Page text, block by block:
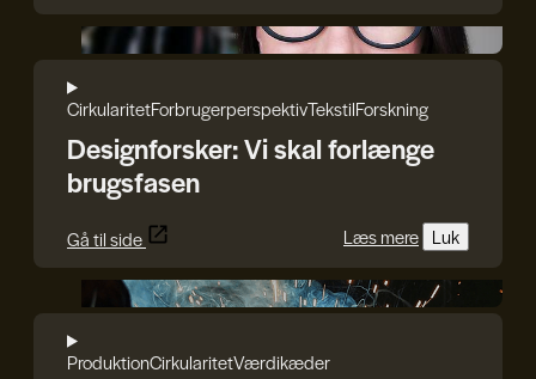
Iryna Kucher
CirkularitetForbrugerperspektivTekstilForskning
Designforsker: Vi skal forlænge
brugsfasen
Gå til side Læs mere Luk
ProduktionCirkularitetVærdikæder